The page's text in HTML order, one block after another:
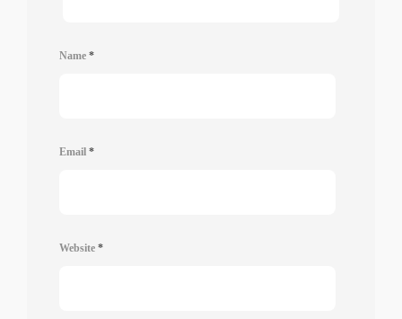
Name *
Email *
Website *